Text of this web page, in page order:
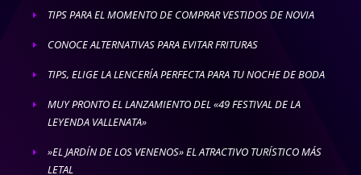
E TIPS PARA EL MOMENTO DE COMPRAR VESTIDOS DE NOVIA
E CONOCE ALTERNATIVAS PARA EVITAR FRITURAS
E TIPS, ELIGE LA LENCERÍA PERFECTA PARA TU NOCHE DE BODA
E
MUY PRONTO EL LANZAMIENTO DEL «49 FESTIVAL DE LA
LEYENDA VALLENATA»
E
»EL JARDÍN DE LOS VENENOS» EL ATRACTIVO TURÍSTICO MÁS
LETAL